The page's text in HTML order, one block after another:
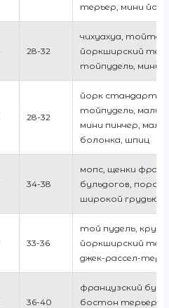
терьер, мини йорк
28-32
чихуахуа,
йоркширский
тойпудель, мини
28-32
йорк стандарт,
тойпудель,
мини пинчер,
болонка, шпиц
34-38
мопс, щенки
бульдогов,
широкой грудью
33-36
той пудель,
йоркширский
джек-рассел-
36-40
французский
бостон терьер,